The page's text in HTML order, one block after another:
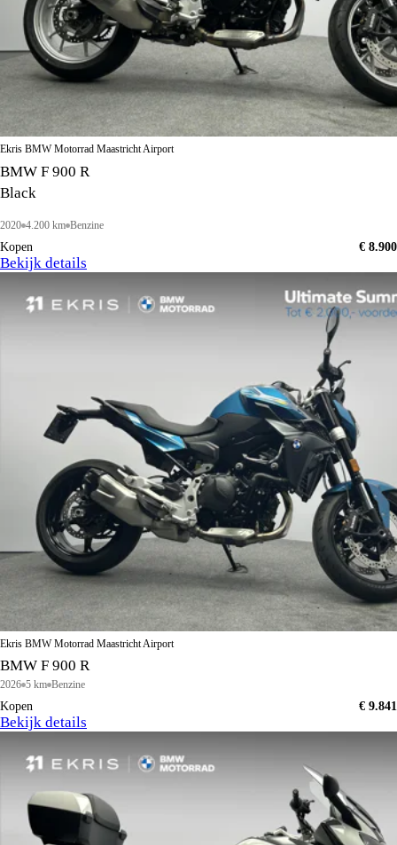
Ekris BMW Motorrad Maastricht Airport
BMW F 900 R
Black
2020 4.200 km Benzine
Kopen € 8.900
Bekijk details
Ekris BMW Motorrad Maastricht Airport
BMW F 900 R
2026 5 km Benzine
Kopen € 9.841
Bekijk details